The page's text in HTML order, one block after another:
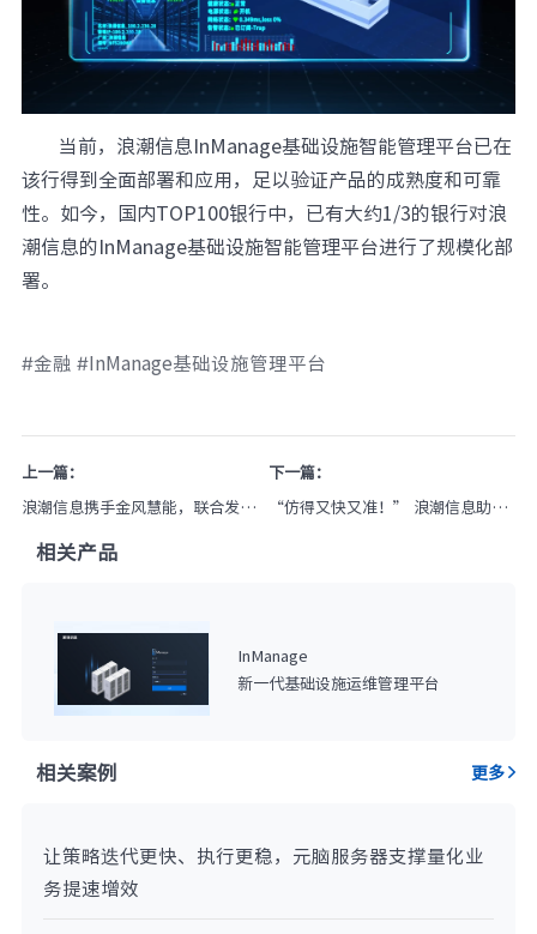
当前，浪潮信息InManage基础设施智能管理平台已在
该行得到全面部署和应用，足以验证产品的成熟度和可靠
性。如今，国内TOP100银行中，已有大约1/3的银行对浪
潮信息的InManage基础设施智能管理平台进行了规模化部
署。
#金融 #InManage基础设施管理平台
上一篇：
浪潮信息携手金风慧能，联合发布
下一篇：
“仿得又快又准！” 浪潮信息助力
相关产品
InManage
新一代基础设施运维管理平台
相关案例 更多
让策略迭代更快、执行更稳，元脑服务器支撑量化业
务提速增效